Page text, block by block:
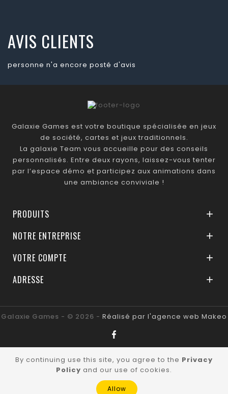
AVIS CLIENTS
personne n'a encore posté d'avis
Galaxie Games est votre boutique spécialisée en jeux
de société, cartes et jeux traditionnels.
La galaxie Team vous accueille pour des conseils
personnalisés. Entre deux rayons, laissez-vous tenter
par l’espace démo et participez aux animations dans
une ambiance conviviale !
PRODUITS 
NOTRE ENTREPRISE 
VOTRE COMPTE 
ADRESSE 
Galaxie Games - © 2026 - Réalisé par l'agence web Makeo
By continuing use this site, you agree to the Privacy
Policy and our use of cookies.
Allow